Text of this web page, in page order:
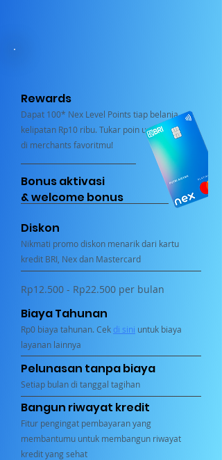
Rewards
Dapat 100* Nex Level Points tiap belanja
kelipatan Rp10 ribu. Tukar poin untuk belanja
di merchants favoritmu!
Bonus aktivasi
& welcome bonus
Diskon
Nikmati promo diskon menarik dari kartu
kredit BRI, Nex dan Mastercard
Rp12.500 - Rp22.500 per bulan
Biaya Tahunan
Rp0 biaya tahunan. Cek di sini untuk biaya
layanan lainnya
Pelunasan tanpa biaya
Setiap bulan di tanggal tagihan
Bangun riwayat kredit
Fitur pengingat pembayaran yang
membantumu untuk membangun riwayat
kredit yang sehat